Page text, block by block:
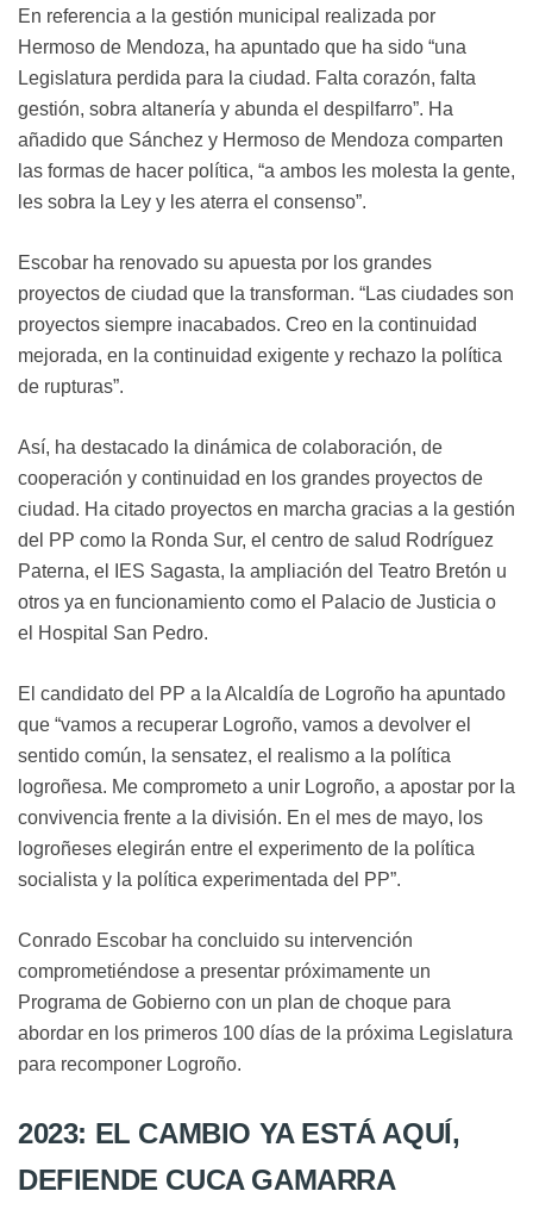
En referencia a la gestión municipal realizada por
Hermoso de Mendoza, ha apuntado que ha sido “una
Legislatura perdida para la ciudad. Falta corazón, falta
gestión, sobra altanería y abunda el despilfarro”. Ha
añadido que Sánchez y Hermoso de Mendoza comparten
las formas de hacer política, “a ambos les molesta la gente,
les sobra la Ley y les aterra el consenso”.
Escobar ha renovado su apuesta por los grandes
proyectos de ciudad que la transforman. “Las ciudades son
proyectos siempre inacabados. Creo en la continuidad
mejorada, en la continuidad exigente y rechazo la política
de rupturas”.
Así, ha destacado la dinámica de colaboración, de
cooperación y continuidad en los grandes proyectos de
ciudad. Ha citado proyectos en marcha gracias a la gestión
del PP como la Ronda Sur, el centro de salud Rodríguez
Paterna, el IES Sagasta, la ampliación del Teatro Bretón u
otros ya en funcionamiento como el Palacio de Justicia o
el Hospital San Pedro.
El candidato del PP a la Alcaldía de Logroño ha apuntado
que “vamos a recuperar Logroño, vamos a devolver el
sentido común, la sensatez, el realismo a la política
logroñesa. Me comprometo a unir Logroño, a apostar por la
convivencia frente a la división. En el mes de mayo, los
logroñeses elegirán entre el experimento de la política
socialista y la política experimentada del PP”.
Conrado Escobar ha concluido su intervención
comprometiéndose a presentar próximamente un
Programa de Gobierno con un plan de choque para
abordar en los primeros 100 días de la próxima Legislatura
para recomponer Logroño.
2023: EL CAMBIO YA ESTÁ AQUÍ,
DEFIENDE CUCA GAMARRA